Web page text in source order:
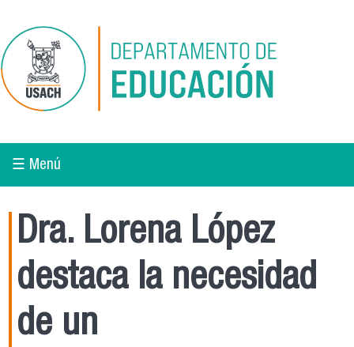
☰ Menú
Dra. Lorena López
destaca la necesidad
de un